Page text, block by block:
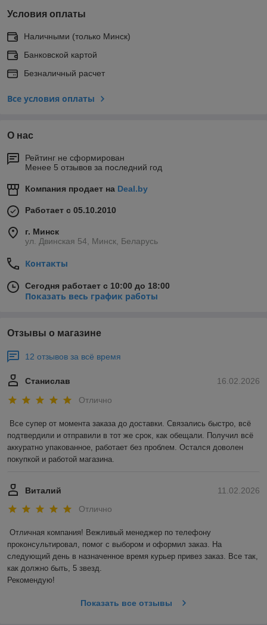
Условия оплаты
Наличными (только Минск)
Банковской картой
Безналичный расчет
Все условия оплаты
О нас
Рейтинг не сформирован
Менее 5 отзывов за последний год
Компания продает на Deal.by
Работает с 05.10.2010
г. Минск
ул. Двинская 54, Минск, Беларусь
Контакты
Сегодня работает с 10:00 до 18:00
Показать весь график работы
Отзывы о магазине
12 отзывов за всё время
16.02.2026
Станислав
Отлично
Все супер от момента заказа до доставки. Связались быстро, всё
подтвердили и отправили в тот же срок, как обещали. Получил всё
аккуратно упакованное, работает без проблем. Остался доволен
покупкой и работой магазина.
11.02.2026
Виталий
Отлично
Отличная компания! Вежливый менеджер по телефону
проконсультировал, помог с выбором и оформил заказ. На
следующий день в назначенное время курьер привез заказ. Все так,
как должно быть, 5 звезд.
Рекомендую!
Показать все отзывы